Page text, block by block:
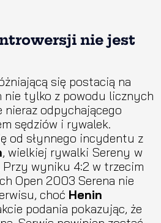
nie jest
się postacią na
tylko z powodu licznych
nieraz odpychającego
sędziów i rywalek.
od słynnego incydentu z
, wielkiej rywalki Sereny w
wyniku 4:2 w trzecim
Open 2003 Serena nie
choć Henin
podania pokazując, że